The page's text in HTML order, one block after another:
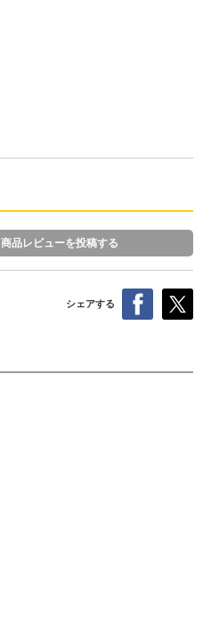
商品レビューを投稿する
シェアする